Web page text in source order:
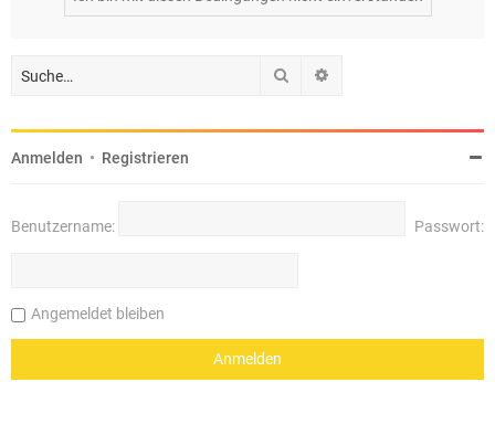
Suche
Anmelden • Registrieren
Benutzername: Passwort:
Angemeldet bleiben